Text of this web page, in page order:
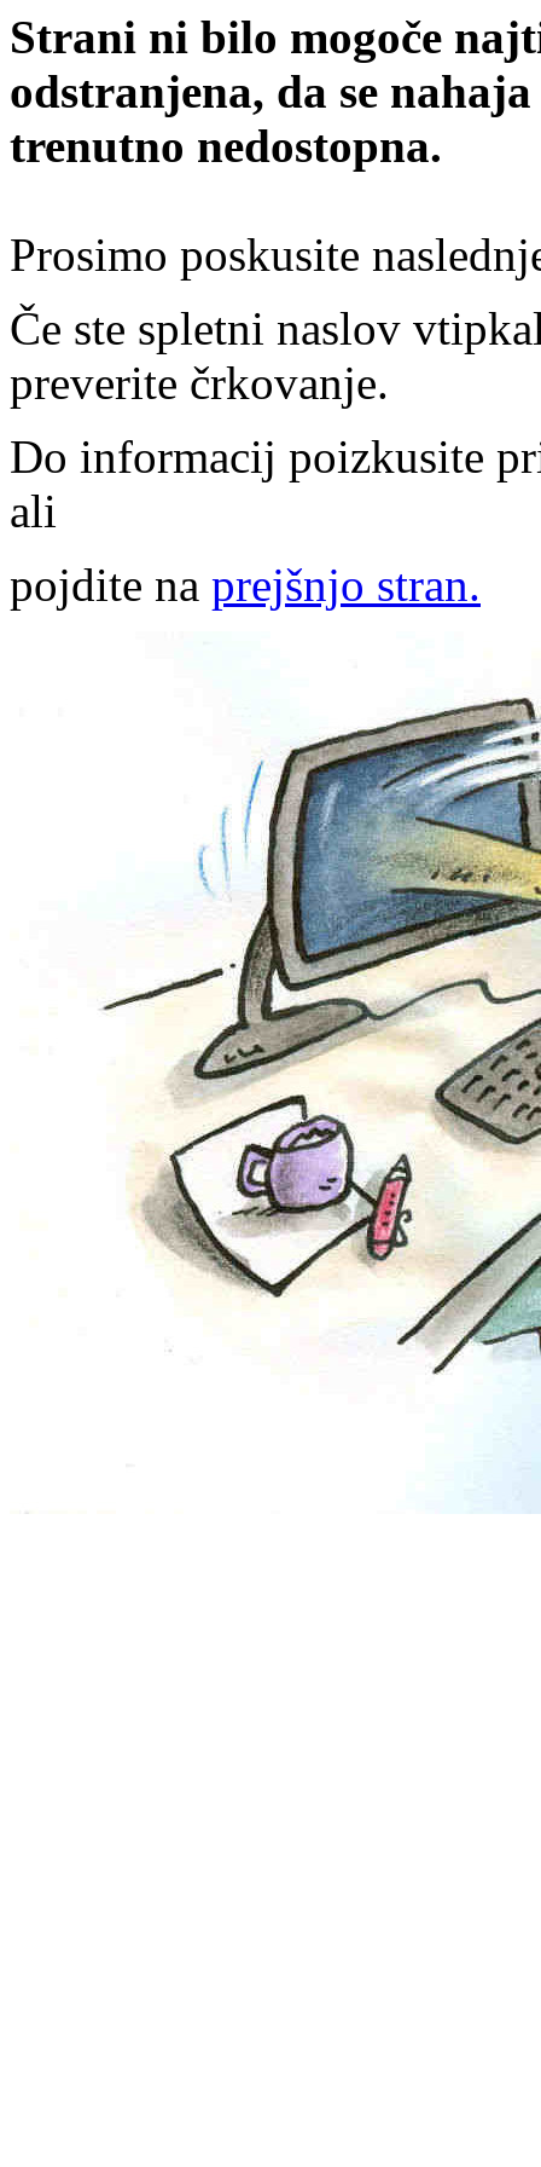
Strani ni bilo mogoče
odstranjena, da se
trenutno nedostopna.
Prosimo poskusite
Če ste spletni naslov
preverite črkovanje.
Do informacij poizkusite
ali
pojdite na prejšnjo stran.